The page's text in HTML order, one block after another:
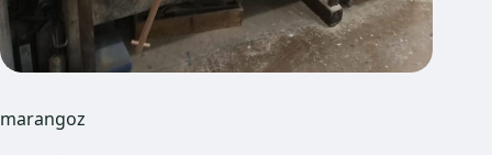
marangoz